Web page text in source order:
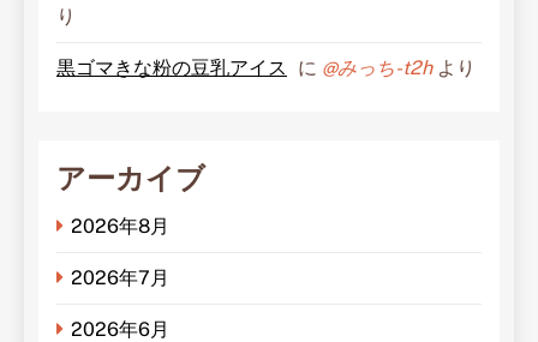
り
黒ゴマきな粉の豆乳アイス に @みっち-t2hより
アーカイブ
2026年8月
2026年7月
2026年6月